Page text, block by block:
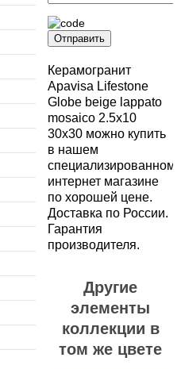
Отправить
Керамогранит
Apavisa Lifestone
Globe beige lappato
mosaico 2.5x10
30x30 можно купить
в нашем
специализированном
интернет магазине
по хорошей цене.
Доставка по России.
Гарантия
производителя.
Другие
элементы
коллекции в
том же цвете